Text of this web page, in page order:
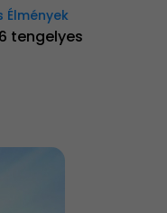
tengelyes